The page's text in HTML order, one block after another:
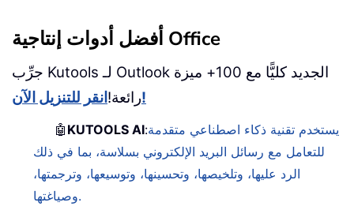
أفضل أدوات إنتاجية Office
جرِّب Kutools لـ Outlook الجديد كليًّا مع 100+ ميزة
رائعة!انقر للتنزيل الآن!
🤖 KUTOOLS AI:يستخدم تقنية ذكاء اصطناعي متقدمة
للتعامل مع رسائل البريد الإلكتروني بسلاسة، بما في ذلك
الرد عليها، وتلخيصها، وتحسينها، وتوسيعها، وترجمتها،
وصياغتها.